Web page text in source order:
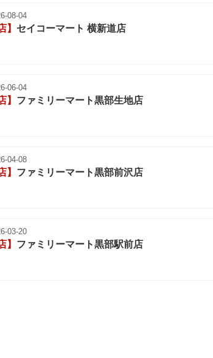
08-04
】 セイコーマート 横新道店
06-04
】 ファミリーマート黒部生地店
04-08
】 ファミリーマート黒部前沢店
03-20
】 ファミリーマート黒部駅前店